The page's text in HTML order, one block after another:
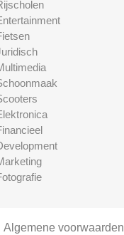
Algemene voorwaarden